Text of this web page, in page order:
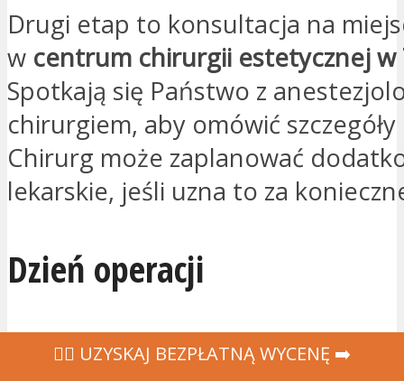
Drugi etap to konsultacja na
w centrum chirurgii estetycznej w
Spotkają się Państwo z
chirurgiem, aby omówić
Chirurg może zaplanować
lekarskie, jeśli uzna to za
Dzień operacji
Plastyka piersi to zabieg
‍👩‍⚕ UZYSKAJ BEZPŁATNĄ WYCENĘ ➡️